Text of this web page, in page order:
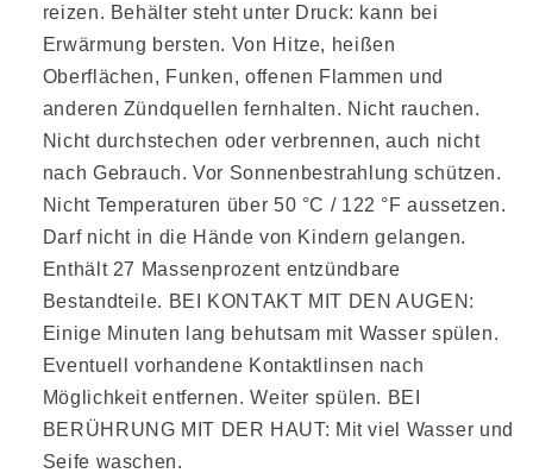
reizen. Behälter steht unter Druck: kann bei
Erwärmung bersten. Von Hitze, heißen
Oberflächen, Funken, offenen Flammen und
anderen Zündquellen fernhalten. Nicht rauchen.
Nicht durchstechen oder verbrennen, auch nicht
nach Gebrauch. Vor Sonnenbestrahlung schützen.
Nicht Temperaturen über 50 °C / 122 °F aussetzen.
Darf nicht in die Hände von Kindern gelangen.
Enthält 27 Massenprozent entzündbare
Bestandteile. BEI KONTAKT MIT DEN AUGEN:
Einige Minuten lang behutsam mit Wasser spülen.
Eventuell vorhandene Kontaktlinsen nach
Möglichkeit entfernen. Weiter spülen. BEI
BERÜHRUNG MIT DER HAUT: Mit viel Wasser und
Seife waschen.